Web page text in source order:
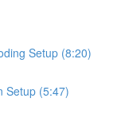
Setup (8:20)
Setup (5:47)